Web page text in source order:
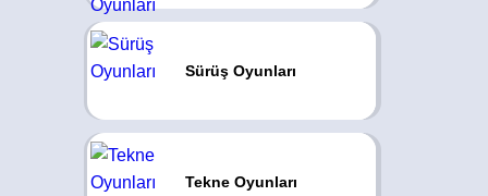
Sürüş Oyunları
Tekne Oyunları